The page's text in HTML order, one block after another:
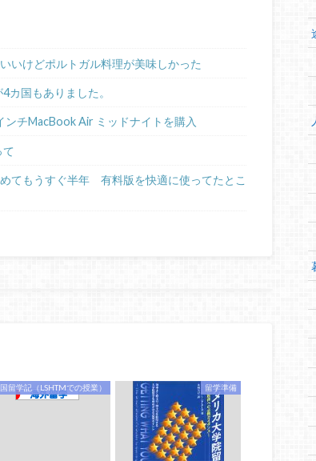
いけどポルトガル料理が美味しかった
カ国もありました。
ンチMacBook Air ミッドナイトを購入
てもうすぐ半年 有料版を快適に使ってたとこ
留学記（LSHTMでの授業） 留学準備